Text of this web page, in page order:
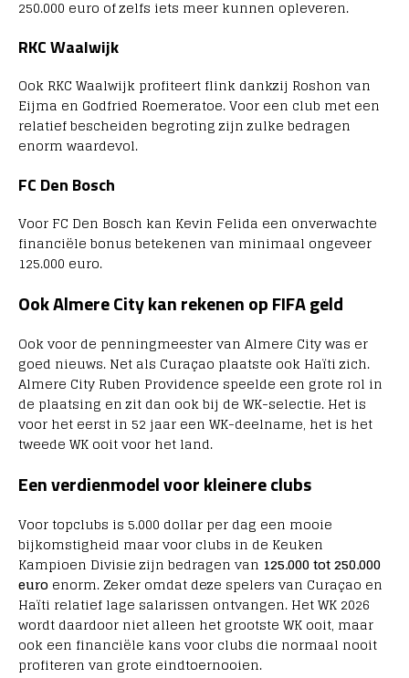
250.000 euro of zelfs iets meer kunnen opleveren.
RKC Waalwijk
Ook RKC Waalwijk profiteert flink dankzij Roshon van
Eijma en Godfried Roemeratoe. Voor een club met een
relatief bescheiden begroting zijn zulke bedragen
enorm waardevol.
FC Den Bosch
Voor FC Den Bosch kan Kevin Felida een onverwachte
financiële bonus betekenen van minimaal ongeveer
125.000 euro.
Ook Almere City kan rekenen op FIFA geld
Ook voor de penningmeester van Almere City was er
goed nieuws. Net als Curaçao plaatste ook Haïti zich.
Almere City Ruben Providence speelde een grote rol in
de plaatsing en zit dan ook bij de WK-selectie. Het is
voor het eerst in 52 jaar een WK-deelname, het is het
tweede WK ooit voor het land.
Een verdienmodel voor kleinere clubs
Voor topclubs is 5.000 dollar per dag een mooie
bijkomstigheid maar voor clubs in de Keuken
Kampioen Divisie zijn bedragen van 125.000 tot 250.000
euro enorm. Zeker omdat deze spelers van Curaçao en
Haïti relatief lage salarissen ontvangen. Het WK 2026
wordt daardoor niet alleen het grootste WK ooit, maar
ook een financiële kans voor clubs die normaal nooit
profiteren van grote eindtoernooien.